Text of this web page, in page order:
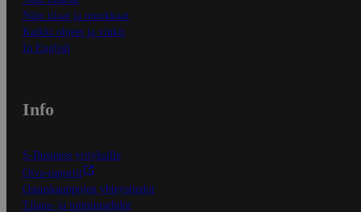
Näin tilaat ja muokkaat
Kaikki ohjeet ja vinkit
In English
Info
S-Business yrityksille
Oiva-raportit
Osuuskauppojen yhteystiedot
Tilaus- ja toimitusehdot